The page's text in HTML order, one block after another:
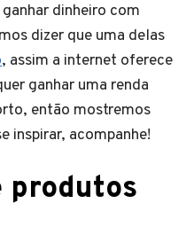
dinheiro com
dizer que uma delas
, assim a internet oferece
ganhar uma renda
então mostremos
inspirar, acompanhe!
produtos